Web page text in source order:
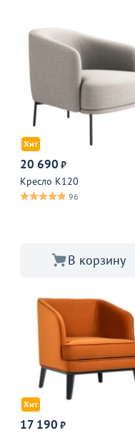
Хит
20 690 ₽
Кресло К120
96
В корзину
Хит
17 190 ₽